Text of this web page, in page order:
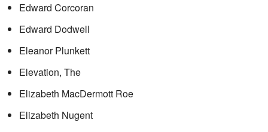
Edward Corcoran
Edward Dodwell
Eleanor Plunkett
Elevation, The
Elizabeth MacDermott Roe
Elizabeth Nugent